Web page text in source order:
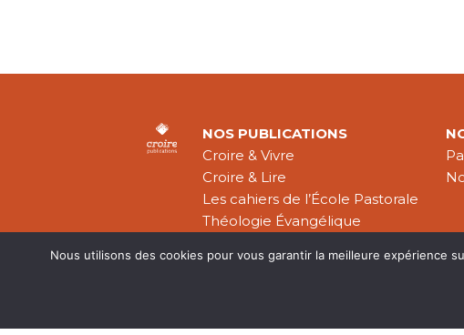
NOS PUBLICATIONS
Croire & Vivre
Croire & Lire
Les cahiers de l’École Pastorale
Théologie Évangélique
Mentions légales &
CGV
Nous utilisons des cookies pour vous garantir la meilleure expérience